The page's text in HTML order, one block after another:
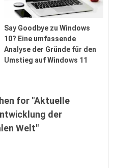
Say Goodbye zu Windows
10? Eine umfassende
Analyse der Gründe für den
Umstieg auf Windows 11
for "Aktuelle
der
Welt"